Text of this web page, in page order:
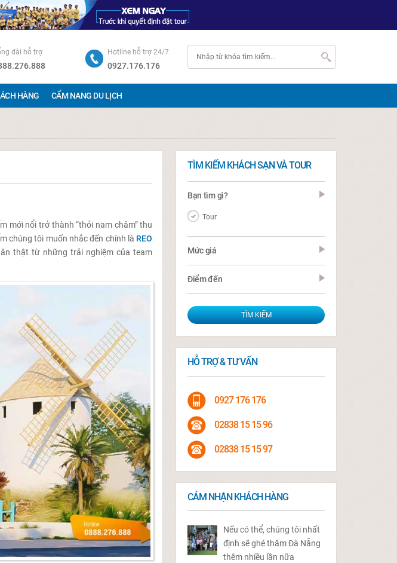
Hotline hỗ trợ 24/7
0927.176.176
đài hỗ trợ
HÀNG CẨM NANG DU LỊCH
mới nổi trở thành “thỏi nam châm” thu
chúng tôi muốn nhắc đến chính là REO
thật từ những trải nghiệm của team
TÌM KIẾM KHÁCH SẠN VÀ TOUR
Bạn tìm gì?
Tour
Mức giá
Điểm đến
HỖ TRỢ & TƯ VẤN
0927 176 176
02838 15 15 96
02838 15 15 97
CẢM NHẬN KHÁCH HÀNG
Nếu có thể, chúng tôi nhất
định sẽ ghé thăm Đà Nẵng
thêm nhiều lần nữa